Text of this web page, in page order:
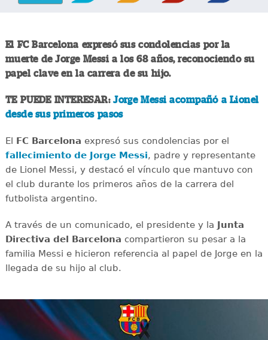
El FC Barcelona expresó sus condolencias por la
muerte de Jorge Messi a los 68 años, reconociendo su
papel clave en la carrera de su hijo.
TE PUEDE INTERESAR:Jorge Messi acompañó a Lionel
desde sus primeros pasos
El FC Barcelona expresó sus condolencias por el
fallecimiento de Jorge Messi, padre y representante
de Lionel Messi, y destacó el vínculo que mantuvo con
el club durante los primeros años de la carrera del
futbolista argentino.
A través de un comunicado, el presidente y la Junta
Directiva del Barcelona compartieron su pesar a la
familia Messi e hicieron referencia al papel de Jorge en la
llegada de su hijo al club.